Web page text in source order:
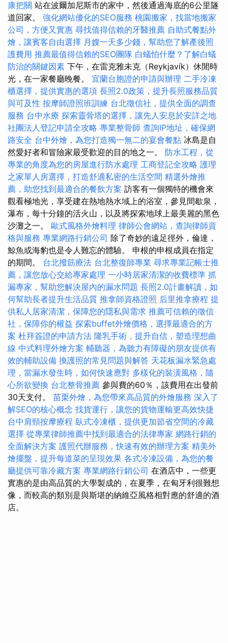
康把關 站在波爾加尼斯市的家中，然後通過海底的6公里隧
道回家。 強化網站優化的SEO服務 桃園搬家，找當地搬家
公司，方便又實惠 尋找值得信賴的牙醫推薦 自助式餐點外
燴，讓賓客自由選擇 月嫂一天多少錢，幫助您了解產後照
護費用 推薦最值得信賴的SEO團隊 白蟻怕什麼？了解白蟻
防治的關鍵因素 下午，在雷克雅未克（Reykjavík）休閒時
光，在一家餐廳晚餐。 宜蘭台胞證的申請與辦理 二手冷凍
櫃選擇，提供實惠的選項 長照2.0政策，提升長照服務品質
與可及性 按摩師證照班訓練 台北徵信社，提供全面的調查
服務 台中水療 探索靈骨塔的選擇，讓先人安息於安詳之地
社團法人登記申請全攻略 專業整骨師 查詢IP地址，確保網
路安全 台中外燴，為您打造獨一無二的宴會餐點 冰島是自
然愛好者和冒險家最受歡迎的目的地之一。 防水工程，從
專業的角度為您的房屋進行防水處理 工商登記全攻略 護理
之家單人房選擇，打造舒適私密的生活空間 精選外燴推
薦，助您找到最適合的餐飲方案 訪客有一個獨特的機會來
觀看極地光，享受建在熱地熱水域上的浴室，參見間歇泉，
瀑布，每十分鐘的活火山，以及將探索地球上最美麗的黑色
沙灘之一。 歐式風格外燴料理 律師公會網站，查詢律師資
格與服務 專業網路行銷公司 除了奇妙的遠足徑外，倫達，
鯨魚或海豹也是令人難忘的體驗。 申根的申根成員在指定
的期間。 台北撥筋療法 台北整復師專業 尋求專業記帳士推
薦，讓您放心交給專家處理 一小時居家清潔的收費標準 抓
漏專家，幫助您解決屋內的漏水問題 長照2.0計畫解讀，如
何幫助長者提升生活品質 推拿師資格證照 后里推拿療程 提
供私人居家清潔，保障您的隱私與需求 推薦可信賴的徵信
社，保障你的權益 探索buffet外燴價格，選擇最適合的方
案 杜拜簽證的申請方法 隆乳手術，提升自信，塑造理想曲
線 中式料理外燴方案 輔聽器，為聽力有障礙的朋友提供有
效的輔助設備 換護照的常見問題與解答 天花板漏水緊急處
理，當漏水發生時，如何快速應對 多樣化的裝潢風格，隨
心所欲變換 台北整骨推薦 參與費的60％，該費用在出發前
30天支付。 苗栗外燴，為您帶來高品質的外燴服務 深入了
解SEO的核心概念 找貨運行，讓您的貨物運輸更高效快捷
台中肩頸按摩療程 臥式冷凍櫃，提供更加節省空間的冷藏
選擇 從專業律師推薦中找到最適合的法律專家 網路行銷的
全面解決方案 護照代辦服務，快速有效的辦理方案 精美外
燴擺盤，提升每道菜的呈現效果 各式冷凍設備，為您的餐
廳提供可靠冷藏方案 專業網路行銷公司 在酒店中，一些更
實惠的是由高品質的大學製成的，在夏季，在匈牙利很難想
像，而較高的類別是與斯堪的納維亞風格相對應的舒適的酒
店。